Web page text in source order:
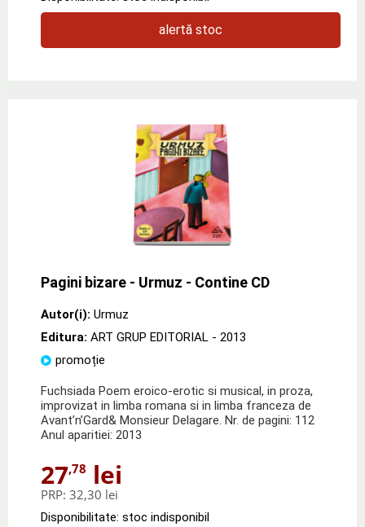
alertă stoc
Pagini bizare - Urmuz - Contine CD
Autor(i): Urmuz
Editura: ART GRUP EDITORIAL - 2013
promoție
Fuchsiada Poem eroico-erotic si musical, in proza,
improvizat in limba romana si in limba franceza de
Avant’n’Gard& Monsieur Delagare. Nr. de pagini: 112
Anul aparitiei: 2013
27,78 lei
PRP: 32,30 lei
Disponibilitate: stoc indisponibil